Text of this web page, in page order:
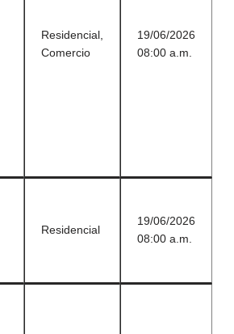
Residencial,
Comercio
19/06/2026
08:00 a.m.
Residencial
19/06/2026
08:00 a.m.